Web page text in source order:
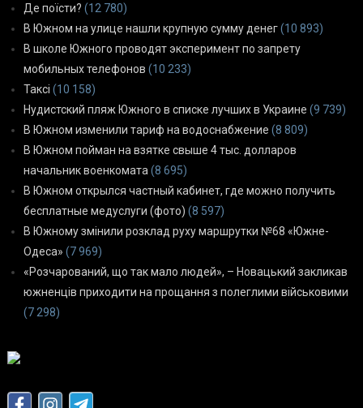
Де поїсти? (12 780)
В Южном на улице нашли крупную сумму денег(10 893)
В школе Южного проводят эксперимент по запрету
мобильных телефонов (10 233)
Таксі (10 158)
Нудистский пляж Южного в списке лучших в Украине (9 739)
В Южном изменили тариф на водоснабжение (8 809)
В Южном пойман на взятке свыше 4 тыс. долларов
начальник военкомата (8 695)
В Южном открылся частный кабинет, где можно получить
бесплатные медуслуги (фото) (8 597)
В Южному змінили розклад руху маршрутки №68 «Южне-
Одеса» (7 969)
«Розчарований, що так мало людей», – Новацький закликав
южненців приходити на прощання з полеглими військовими
(7 298)